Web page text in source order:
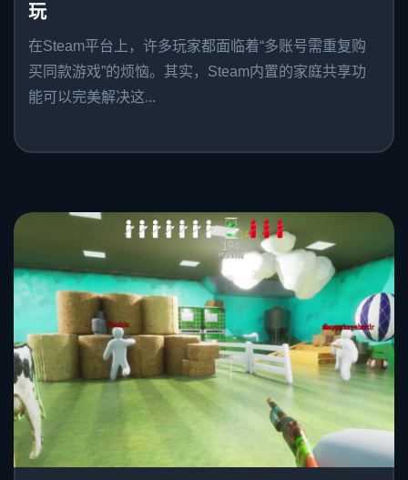
玩
在Steam平台上，许多玩家都面临着“多账号需重复购
买同款游戏”的烦恼。其实，Steam内置的家庭共享功
能可以完美解决这...